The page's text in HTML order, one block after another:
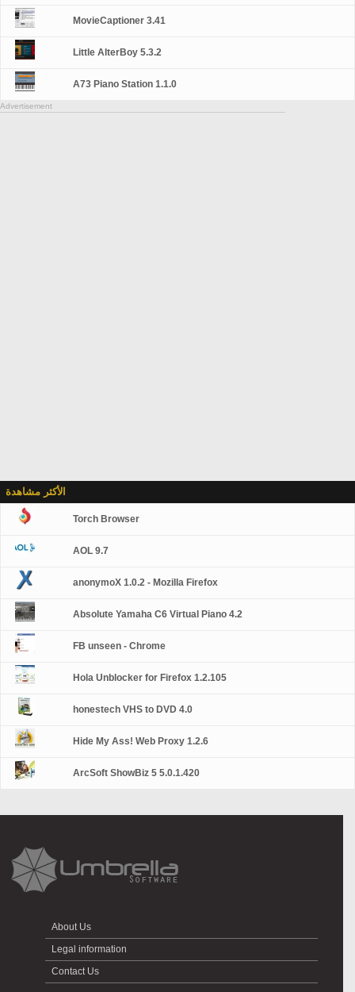
MovieCaptioner 3.41
Little AlterBoy 5.3.2
A73 Piano Station 1.1.0
Advertisement
الأكثر مشاهدة
Torch Browser
AOL 9.7
anonymoX 1.0.2 - Mozilla Firefox
Absolute Yamaha C6 Virtual Piano 4.2
FB unseen - Chrome
Hola Unblocker for Firefox 1.2.105
honestech VHS to DVD 4.0
Hide My Ass! Web Proxy 1.2.6
ArcSoft ShowBiz 5 5.0.1.420
About Us
Legal information
Contact Us